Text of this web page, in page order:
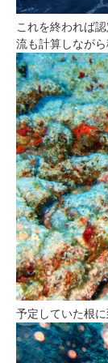
これを終われば
流も計算しなが
予定していた根